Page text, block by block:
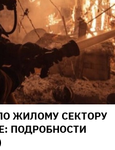
ЖИЛОМУ СЕКТОРУ
ПОДРОБНОСТИ